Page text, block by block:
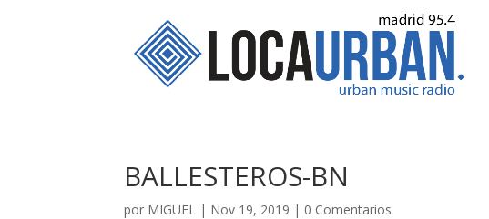
BALLESTEROS-BN
por MIGUEL | Nov 19, 2019 | 0 Comentarios